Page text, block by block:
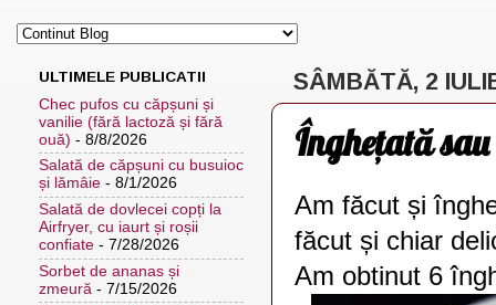
SÂMBĂTĂ, 2
Înghețată
Am făcut și
făcut și chiar
Am obtinut 6
ULTIMELE PUBLICATII
Chec pufos cu căpșuni și
vanilie (fără lactoză și fără
ouă) - 8/8/2026
Salată de căpșuni cu busuioc
și lămâie - 8/1/2026
Salată de dovlecei copți la
Airfryer, cu iaurt și roșii
confiate - 7/28/2026
Sorbet de ananas și
zmeură - 7/15/2026